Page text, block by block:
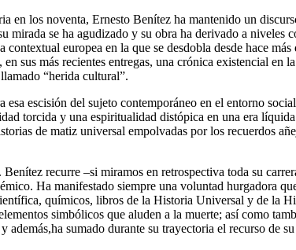
en los noventa, Ernesto Benítez ha mantenido un
se ha agudizado y su obra ha derivado a niveles
europea en la que se desdobla desde hace
sus más recientes entregas, una crónica existencial en
“herida cultural”.
escisión del sujeto contemporáneo en el entorno
torcida y una espiritualidad distópica en una era
de matiz universal empolvadas por los recuerdos
recurre –si miramos en retrospectiva toda su
Ha manifestado siempre una voluntad hurgadora
químicos, libros de la Historia Universal y de la
simbólicos que aluden a la muerte; así como
sumado durante su trayectoria el recurso de